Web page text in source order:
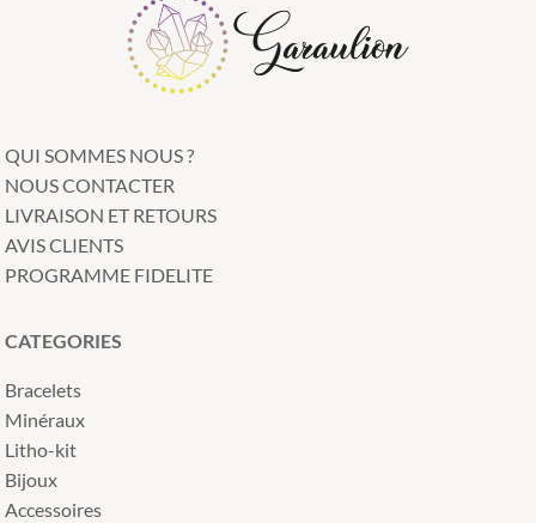
QUI SOMMES NOUS ?
NOUS CONTACTER
LIVRAISON ET RETOURS
AVIS CLIENTS
PROGRAMME FIDELITE
CATEGORIES
Bracelets
Minéraux
Litho-kit
Bijoux
Accessoires